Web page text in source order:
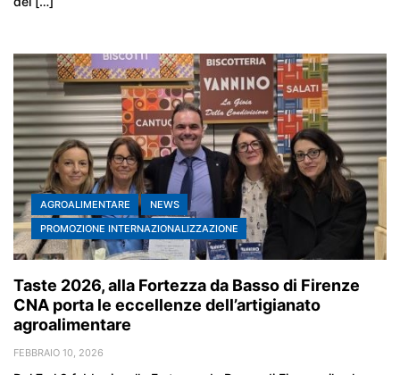
AGROALIMENTARE
NEWS
PROMOZIONE INTERNAZIONALIZZAZIONE
Taste 2026, alla Fortezza da Basso di Firenze
CNA porta le eccellenze dell’artigianato
agroalimentare
FEBBRAIO 10, 2026